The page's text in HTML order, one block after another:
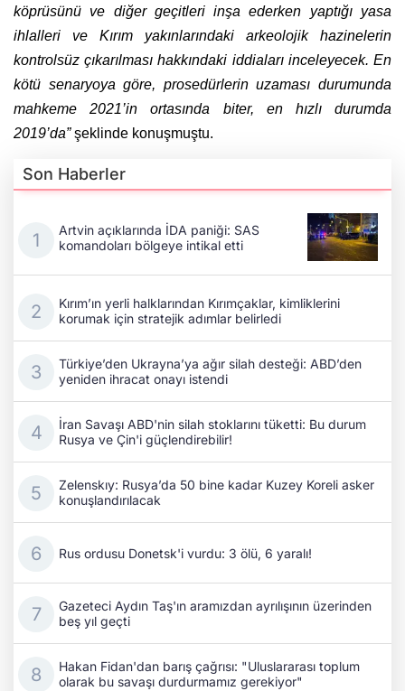
köprüsünü ve diğer geçitleri inşa ederken yaptığı yasa
ihlalleri ve Kırım yakınlarındaki arkeolojik hazinelerin
kontrolsüz çıkarılması hakkındaki iddiaları inceleyecek. En
kötü senaryoya göre, prosedürlerin uzaması durumunda
mahkeme 2021’in ortasında biter, en hızlı durumda
2019’da”şeklinde konuşmuştu.
Son Haberler
Artvin açıklarında İDA paniği: SAS
komandoları bölgeye intikal etti
Kırım’ın yerli halklarından Kırımçaklar, kimliklerini
korumak için stratejik adımlar belirledi
Türkiye’den Ukrayna’ya ağır silah desteği: ABD’den
yeniden ihracat onayı istendi
İran Savaşı ABD'nin silah stoklarını tüketti: Bu durum
Rusya ve Çin'i güçlendirebilir!
Zelenskıy: Rusya’da 50 bine kadar Kuzey Koreli asker
konuşlandırılacak
Rus ordusu Donetsk'i vurdu: 3 ölü, 6 yaralı!
Gazeteci Aydın Taş'ın aramızdan ayrılışının üzerinden
beş yıl geçti
Hakan Fidan'dan barış çağrısı: "Uluslararası toplum
olarak bu savaşı durdurmamız gerekiyor"